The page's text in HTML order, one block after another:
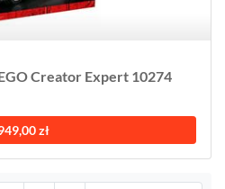
Creator Expert 10274
zł